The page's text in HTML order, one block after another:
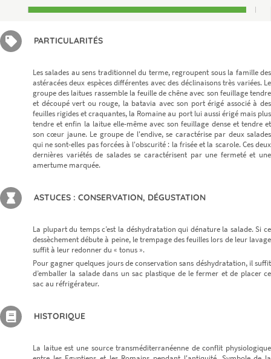
PARTICULARITÉS
Les salades au sens traditionnel du terme, regroupent sous la famille des
astéracées deux espèces différentes avec des déclinaisons très variées. Le
groupe des laitues rassemble la feuille de chêne avec son feuillage tendre
et découpé vert ou rouge, la batavia avec son port érigé associé à des
feuilles rigides et craquantes, la Romaine au port lui aussi érigé mais plus
tendre et enfin la laitue elle-même avec son feuillage dense et tendre et
son cœur jaune. Le groupe de l'endive, se caractérise par deux salades
qui ne sont-elles pas forcées à l'obscurité : la frisée et la scarole. Ces deux
dernières variétés de salades se caractérisent par une fermeté et une
amertume marquée.
ASTUCES : CONSERVATION, DÉGUSTATION
La plupart du temps c’est la déshydratation qui dénature la salade. Si ce
dessèchement débute à peine, le trempage des feuilles lors de leur lavage
suffit à leur redonner du « tonus ».
Pour gagner quelques jours de conservation sans déshydratation, il suffit
d’emballer la salade dans un sac plastique de le fermer et de placer ce
sac au réfrigérateur.
HISTORIQUE
La laitue est une source transméditerranéenne de conflit physiologique